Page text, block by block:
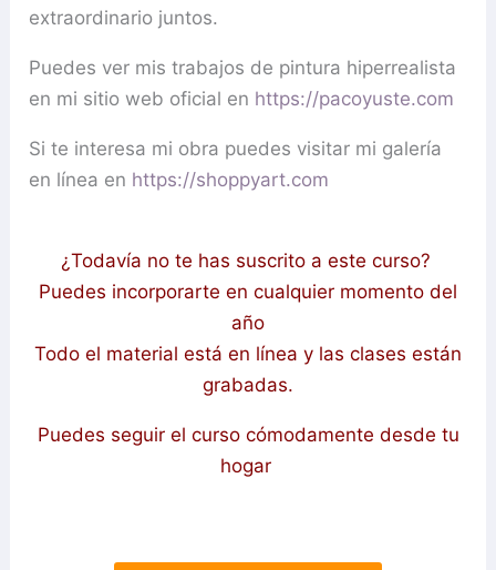
extraordinario juntos.
Puedes ver mis trabajos de pintura hiperrealista
en mi sitio web oficial en https://pacoyuste.com
Si te interesa mi obra puedes visitar mi galería
en línea en https://shoppyart.com
¿Todavía no te has suscrito a este curso?
Puedes incorporarte en cualquier momento del
año
Todo el material está en línea y las clases están
grabadas.
Puedes seguir el curso cómodamente desde tu
hogar